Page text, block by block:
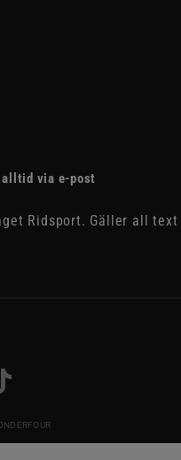
alltid via e-post
Ridsport. Gäller all text